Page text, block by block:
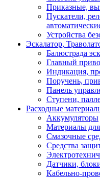
Приказные,
Пускатели,
Устройства
Эскалатор,
Балюстрада
Главный
Индикация,
Поручень,
Панель
Ступени,
Расходные
Аккумуляторы
Материалы
Смазочные
Средства
Датчики,
Кабельно-